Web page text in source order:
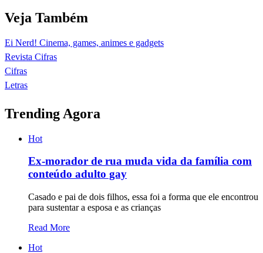
Veja Também
Ei Nerd! Cinema, games, animes e gadgets
Revista Cifras
Cifras
Letras
Trending Agora
Hot
Ex-morador de rua muda vida da família com
conteúdo adulto gay
Casado e pai de dois filhos, essa foi a forma que ele encontrou
para sustentar a esposa e as crianças
Read More
Hot